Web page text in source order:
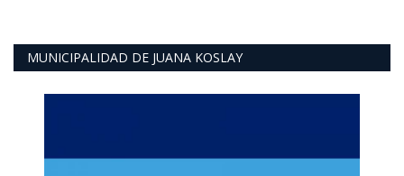
MUNICIPALIDAD DE JUANA KOSLAY